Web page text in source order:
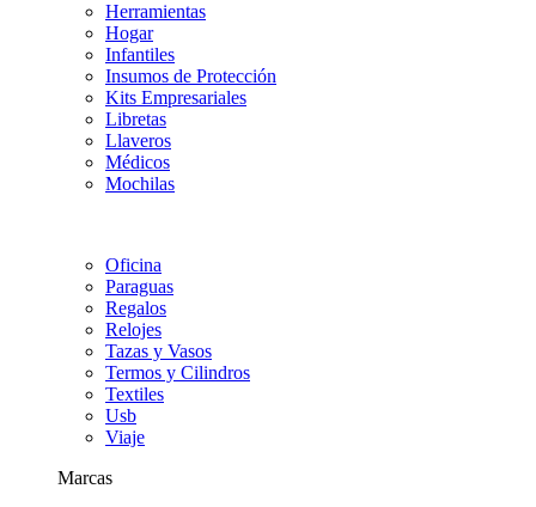
Herramientas
Hogar
Infantiles
Insumos de Protección
Kits Empresariales
Libretas
Llaveros
Médicos
Mochilas
Oficina
Paraguas
Regalos
Relojes
Tazas y Vasos
Termos y Cilindros
Textiles
Usb
Viaje
Marcas